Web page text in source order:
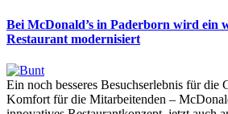
Bei McDonald’s in Paderborn wird ein
Restaurant modernisiert
Ein noch besseres Besuchserlebnis für die
Komfort für die Mitarbeitenden –